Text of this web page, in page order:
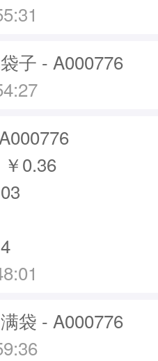
子 - A000776
0.36
袋 - A000776